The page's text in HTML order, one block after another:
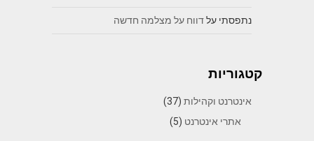
נתפסתי עלדווח על מצלמה חדשה
קטגוריות
אינטרנט וקהילות(37)
אתרי אינטרנט (5)